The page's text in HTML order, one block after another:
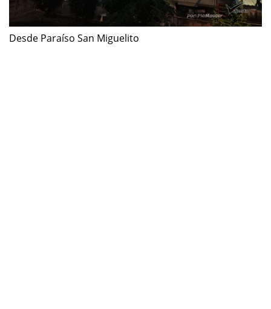
Desde Paraíso San Miguelito